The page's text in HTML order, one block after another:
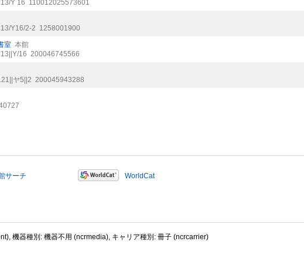
Y 16 110012025573601
Y16/2-2 1258001900
室 本館
16 200046745566
ヤ5||2 200045943288
サーチ WorldCat
機器種別: 機器不用 (ncrmedia), キャリア種別: 冊子 (ncrcarrier)